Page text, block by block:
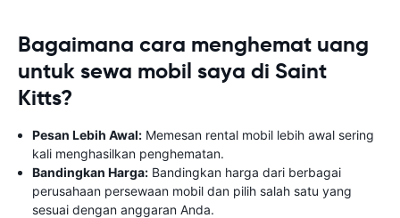
Bagaimana cara menghemat uang
untuk sewa mobil saya di Saint
Kitts?
Pesan Lebih Awal: Memesan rental mobil lebih awal sering
kali menghasilkan penghematan.
Bandingkan Harga: Bandingkan harga dari berbagai
perusahaan persewaan mobil dan pilih salah satu yang
sesuai dengan anggaran Anda.